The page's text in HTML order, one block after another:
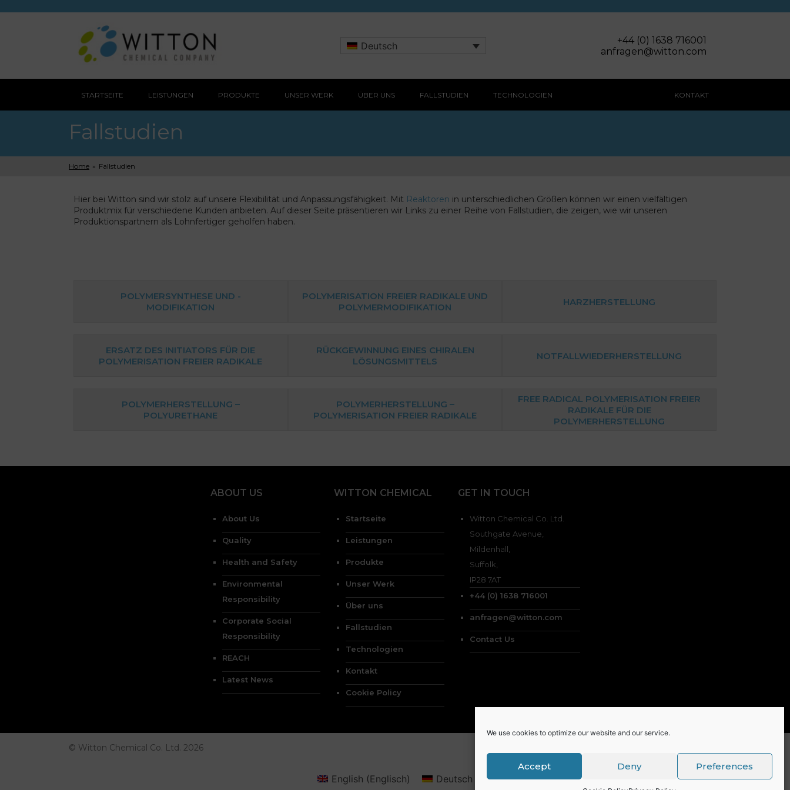
We use cookies to optimize our website and our service.
Accept Deny Preferences
Deutsch
+44 (0) 1638 716001
anfragen@witton.com
STARTSEITE LEISTUNGEN PRODUKTE UNSER WERK ÜBER UNS FALLSTUDIEN TECHNOLOGIEN KONTAKT
Fallstudien
Home » Fallstudien
Hier bei Witton sind wir stolz auf unsere Flexibilität und Anpassungsfähigkeit. Mit Reaktoren in unterschiedlichen Größen können wir einen vielfältigen
Produktmix für verschiedene Kunden anbieten. Auf dieser Seite präsentieren wir Links zu einer Reihe von Fallstudien, die zeigen, wie wir unseren
Produktionspartnern als Lohnfertiger geholfen haben.
POLYMERSYNTHESE UND -
MODIFIKATION
POLYMERISATION FREIER RADIKALE UND
POLYMERMODIFIKATION
HARZHERSTELLUNG
ERSATZ DES INITIATORS FÜR DIE
POLYMERISATION FREIER RADIKALE
RÜCKGEWINNUNG EINES CHIRALEN
LÖSUNGSMITTELS
NOTFALLWIEDERHERSTELLUNG
POLYMERHERSTELLUNG –
POLYURETHANE
POLYMERHERSTELLUNG –
POLYMERISATION FREIER RADIKALE
FREE RADICAL POLYMERISATION FREIER
RADIKALE FÜR DIE
POLYMERHERSTELLUNG
ABOUT US
About Us
Quality
Health and Safety
Environmental
Responsibility
Corporate Social
Responsibility
REACH
Latest News
WITTON CHEMICAL
Startseite
Leistungen
Produkte
Unser Werk
Über uns
Fallstudien
Technologien
Kontakt
Cookie Policy
GET IN TOUCH
Witton Chemical Co. Ltd.
Southgate Avenue,
Mildenhall,
Suffolk,
IP28 7AT
+44 (0) 1638 716001
anfragen@witton.com
Contact Us
© Witton Chemical Co. Ltd. 2026
English (Englisch) Deutsch